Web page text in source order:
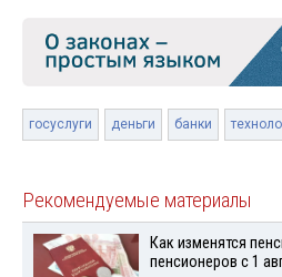
госуслуги деньги банки
Рекомендуемые материалы
Как изменятся
пенсионеров с 1